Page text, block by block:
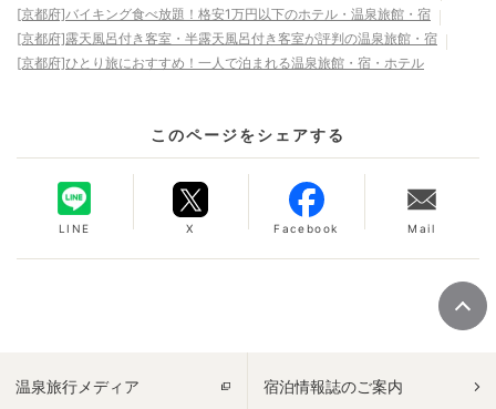
[京都府]バイキング食べ放題！格安1万円以下のホテル・温泉旅館・宿
[京都府]露天風呂付き客室・半露天風呂付き客室が評判の温泉旅館・宿
[京都府]ひとり旅におすすめ！一人で泊まれる温泉旅館・宿・ホテル
このページをシェアする
LINE X Facebook Mail
温泉旅行メディア 宿泊情報誌のご案内